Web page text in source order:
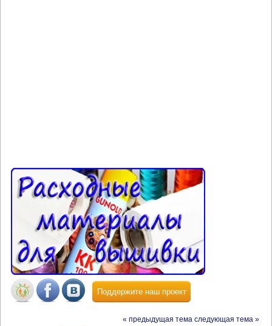
Поддержите наш проект
« предыдущая тема следующая тема »